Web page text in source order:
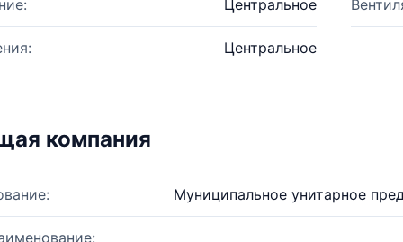
Центральное
Центральное
компания
Муниципальное унитарное